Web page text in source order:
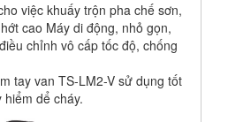
việc khuấy trộn pha chế sơn,
cao Máy di động, nhỏ gọn,
chỉnh vô cấp tốc độ, chống
tay van TS-LM2-V sử dụng tốt
dể cháy.